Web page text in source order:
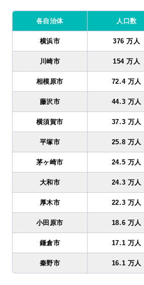
各自治体 人口数
横浜市 376 万人
川崎市 154 万人
相模原市 72.4 万人
藤沢市 44.3 万人
横須賀市 37.3 万人
平塚市 25.8 万人
茅ヶ崎市 24.5 万人
大和市 24.3 万人
厚木市 22.3 万人
小田原市 18.6 万人
鎌倉市 17.1 万人
秦野市 16.1 万人